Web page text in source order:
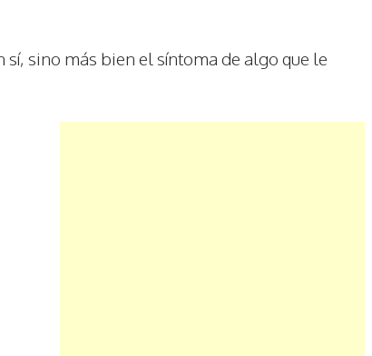
sino más bien el síntoma de algo que le